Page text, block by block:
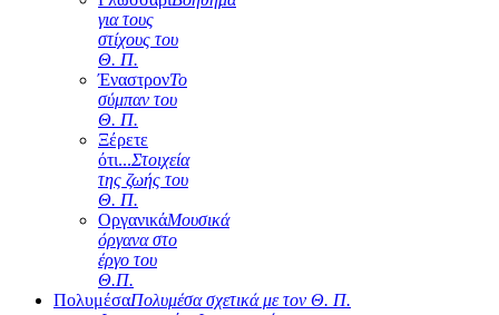
για τους
στίχους του
Θ. Π.
ΈναστρονΤο
σύμπαν του
Θ. Π.
Ξέρετε
ότι...Στοιχεία
της ζωής του
Θ. Π.
ΟργανικάΜουσικά
όργανα στο
έργο του
Θ.Π.
ΠολυμέσαΠολυμέσα σχετικά με τον Θ. Π.